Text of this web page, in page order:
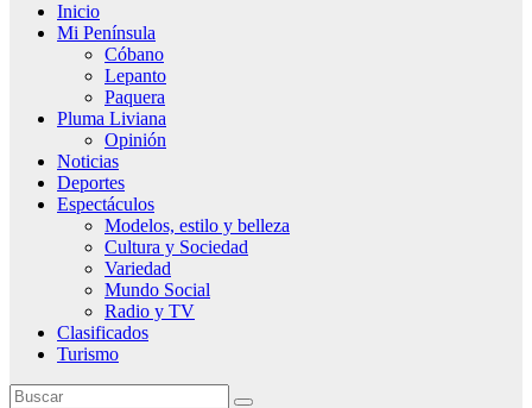
Inicio
Mi Península
Cóbano
Lepanto
Paquera
Pluma Liviana
Opinión
Noticias
Deportes
Espectáculos
Modelos, estilo y belleza
Cultura y Sociedad
Variedad
Mundo Social
Radio y TV
Clasificados
Turismo